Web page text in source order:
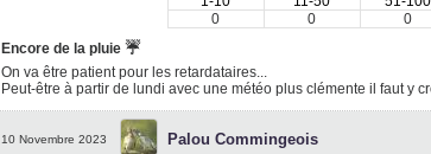
0
0 0
Encore de la pluie ☔️
On va être patient pour les retardataires...
Peut-être à partir de lundi avec une météo plus clémente il faut y
10 Novembre 2023 Palou Commingeois